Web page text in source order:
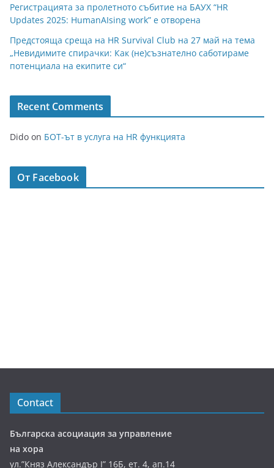
Регистрацията за пролетното събитие на БАУХ “HR
Updates 2025: HumanAIsing work” е отворена
Предстояща среща на HR Survival Club на 27 май на тема
„Невидимите спирачки: Как (не)съзнателно саботираме
потенциала на екипите си“
Recent Comments
Dido on БОТ-ът в услуга на HR функцията
От Facebook
Contact
Българска асоциация за управление
на хора
ул.”Княз Александър І” 16Б, ет. 4, ап.14